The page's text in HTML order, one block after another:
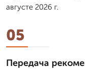
августе 2026 г.
05
Передача